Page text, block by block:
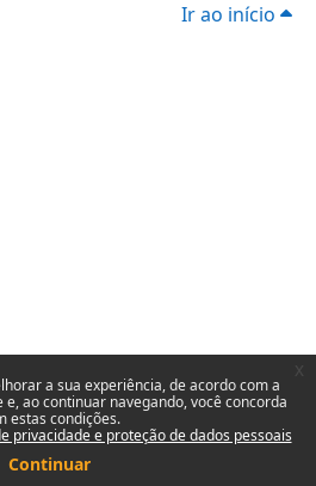
a sua experiência, de acordo com a
ao continuar navegando, você concorda
estas condições.
privacidade e proteção de dados pessoais
Continuar
Ir ao início